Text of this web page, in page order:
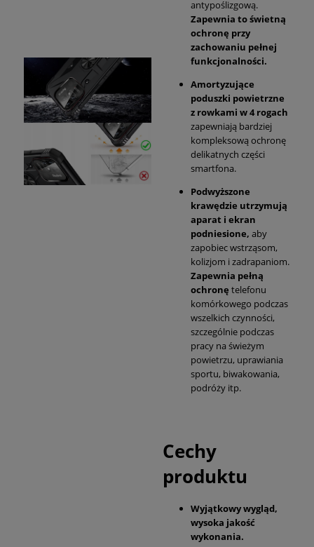
antypoślizgową.
Zapewnia to świetną
ochronę przy
zachowaniu pełnej
funkcjonalności.
Amortyzujące
poduszki powietrzne
z rowkami w 4 rogach
zapewniają bardziej
kompleksową ochronę
delikatnych części
smartfona.
Podwyższone
krawędzie utrzymują
aparat i ekran
podniesione, aby
zapobiec wstrząsom,
kolizjom i zadrapaniom.
Zapewnia pełną
ochronę telefonu
komórkowego podczas
wszelkich czynności,
szczególnie podczas
pracy na świeżym
powietrzu, uprawiania
sportu, biwakowania,
podróży itp.
Cechy
produktu
Wyjątkowy wygląd,
wysoka jakość
wykonania.